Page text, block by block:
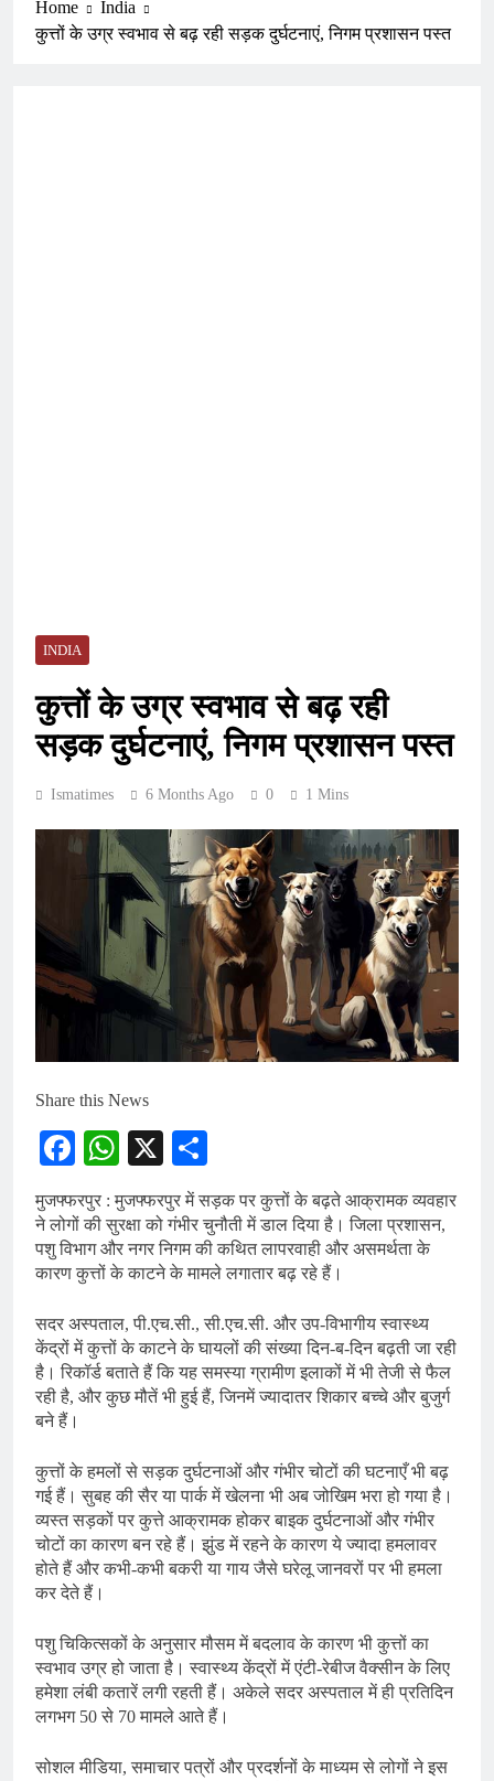
Home
India
कुत्तों के उग्र स्वभाव से बढ़ रही सड़क दुर्घटनाएं, निगम प्रशासन पस्त
INDIA
कुत्तों के उग्र स्वभाव से बढ़ रही
सड़क दुर्घटनाएं, निगम प्रशासन पस्त
Ismatimes 6 Months Ago 0 1 Mins
Share this News
Facebook
WhatsApp
X
मुजफ्फरपुर : मुजफ्फरपुर में सड़क पर कुत्तों के बढ़ते आक्रामक व्यवहार
ने लोगों की सुरक्षा को गंभीर चुनौती में डाल दिया है। जिला प्रशासन,
पशु विभाग और नगर निगम की कथित लापरवाही और असमर्थता के
कारण कुत्तों के काटने के मामले लगातार बढ़ रहे हैं।
सदर अस्पताल, पी.एच.सी., सी.एच.सी. और उप-विभागीय स्वास्थ्य
केंद्रों में कुत्तों के काटने के घायलों की संख्या दिन-ब-दिन बढ़ती जा रही
है। रिकॉर्ड बताते हैं कि यह समस्या ग्रामीण इलाकों में भी तेजी से फैल
रही है, और कुछ मौतें भी हुई हैं, जिनमें ज्यादातर शिकार बच्चे और बुजुर्ग
बने हैं।
कुत्तों के हमलों से सड़क दुर्घटनाओं और गंभीर चोटों की घटनाएँ भी बढ़
गई हैं। सुबह की सैर या पार्क में खेलना भी अब जोखिम भरा हो गया है।
व्यस्त सड़कों पर कुत्ते आक्रामक होकर बाइक दुर्घटनाओं और गंभीर
चोटों का कारण बन रहे हैं। झुंड में रहने के कारण ये ज्यादा हमलावर
होते हैं और कभी-कभी बकरी या गाय जैसे घरेलू जानवरों पर भी हमला
कर देते हैं।
पशु चिकित्सकों के अनुसार मौसम में बदलाव के कारण भी कुत्तों का
स्वभाव उग्र हो जाता है। स्वास्थ्य केंद्रों में एंटी-रेबीज वैक्सीन के लिए
हमेशा लंबी कतारें लगी रहती हैं। अकेले सदर अस्पताल में ही प्रतिदिन
लगभग 50 से 70 मामले आते हैं।
सोशल मीडिया, समाचार पत्रों और प्रदर्शनों के माध्यम से लोगों ने इस